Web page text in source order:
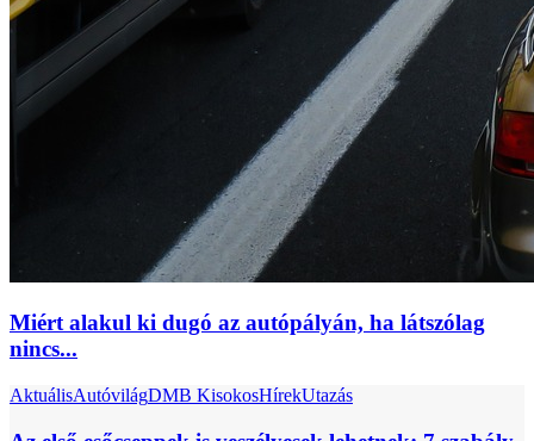
Miért alakul ki dugó az autópályán, ha látszólag
nincs...
AktuálisAutóvilágDMB KisokosHírekUtazás